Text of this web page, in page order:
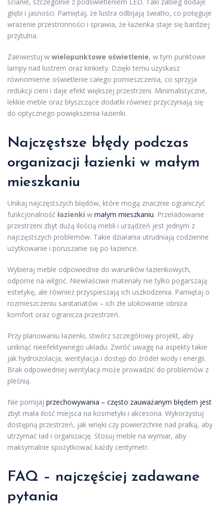
głębi i jasności. Pamiętaj, że lustra odbijają światło, co potęguje
wrażenie przestronności i sprawia, że łazienka staje się bardziej
przytulna.
Zainwestuj w wielopunktowe oświetlenie, w tym punktowe
lampy nad lustrem oraz kinkiety. Dzięki temu uzyskasz
równomierne oświetlenie całego pomieszczenia, co sprzyja
redukcji cieni i daje efekt większej przestrzeni. Minimalistyczne,
lekkie meble oraz błyszczące dodatki również przyczyniają się
do optycznego powiększenia łazienki.
Najczęstsze błędy podczas
organizacji łazienki w małym
mieszkaniu
Unikaj najczęstszych błędów, które mogą znacznie ograniczyć
funkcjonalność łazienki w małym mieszkaniu. Przeładowanie
przestrzeni zbyt dużą ilością mebli i urządzeń jest jednym z
najczęstszych problemów. Takie działania utrudniają codzienne
użytkowanie i poruszanie się po łazience.
Wybieraj meble odpowiednie do warunków łazienkowych,
odporne na wilgoć. Niewłaściwe materiały nie tylko pogarszają
estetykę, ale również przyspieszają ich uszkodzenia. Pamiętaj o
rozmieszczeniu sanitariatów – ich złe ulokowanie obniża
komfort oraz ogranicza przestrzeń.
Przy planowaniu łazienki, stwórz szczegółowy projekt, aby
uniknąć nieefektywnego układu. Zwróć uwagę na aspekty takie
jak hydroizolacja, wentylacja i dostęp do źródeł wody i energii.
Brak odpowiedniej wentylacji może prowadzić do problemów z
pleśnią.
Nie pomijaj przechowywania – często zauważanym błędem jest
zbyt mała ilość miejsca na kosmetyki i akcesoria. Wykorzystuj
dostępną przestrzeń, jak wnęki czy powierzchnie nad pralką, aby
utrzymać ład i organizację. Stosuj meble na wymiar, aby
maksymalnie spożytkować każdy centymetr.
FAQ – najczęściej zadawane
pytania